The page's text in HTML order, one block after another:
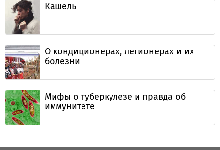
Кашель
О кондиционерах, легионерах и их
болезни
Мифы о туберкулезе и правда об
иммунитете